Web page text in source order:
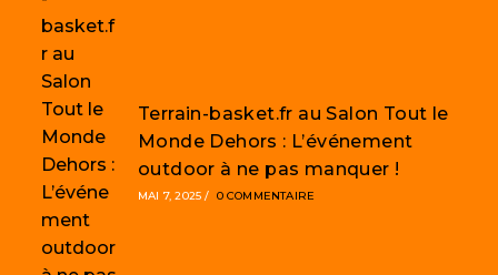
Terrain-basket.fr au Salon Tout le
Monde Dehors : L’événement
outdoor à ne pas manquer !
MAI 7, 2025 / 0 COMMENTAIRE